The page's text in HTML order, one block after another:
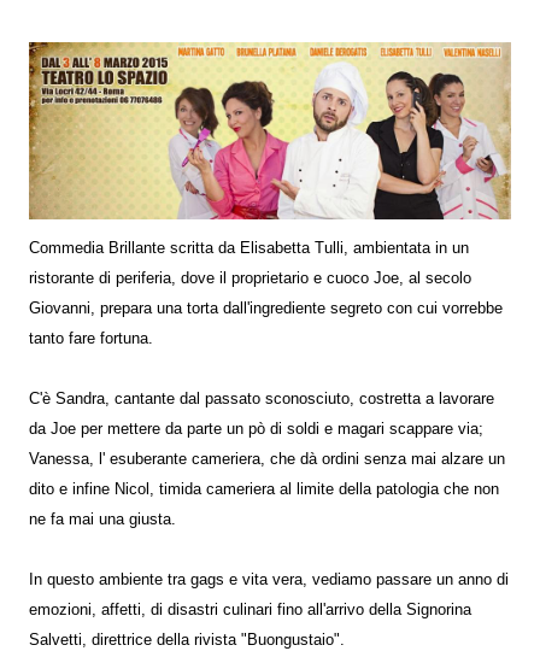
Commedia Brillante scritta da Elisabetta Tulli, ambientata in un
ristorante di periferia, dove il proprietario e cuoco Joe, al secolo
Giovanni, prepara una torta dall'ingrediente segreto con cui vorrebbe
tanto fare fortuna.
C'è Sandra, cantante dal passato sconosciuto, costretta a lavorare
da Joe per mettere da parte un pò di soldi e magari scappare via;
Vanessa, l' esuberante cameriera, che dà ordini senza mai alzare un
dito e infine Nicol, timida cameriera al limite della patologia che non
ne fa mai una giusta.
In questo ambiente tra gags e vita vera, vediamo passare un anno di
emozioni, affetti, di disastri culinari fino all'arrivo della Signorina
Salvetti, direttrice della rivista "Buongustaio".